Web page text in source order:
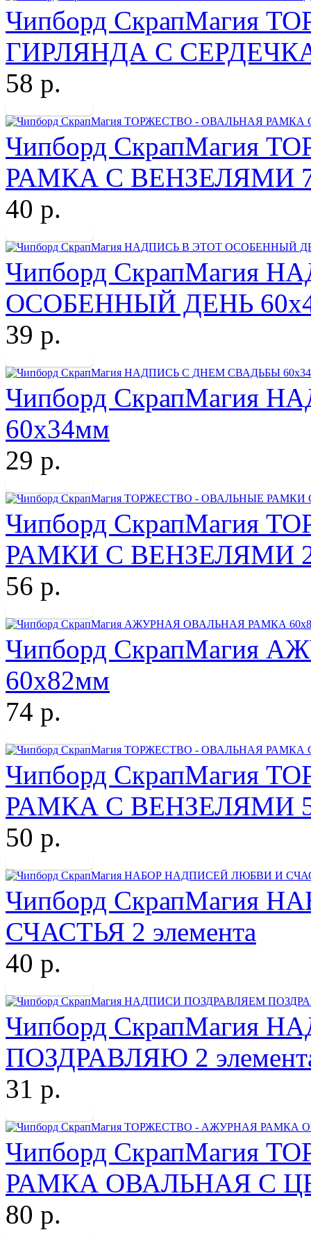
Чипборд СкрапМагия
ГИРЛЯНДА С
58 р.
Чипборд СкрапМагия
РАМКА С ВЕНЗЕЛЯМИ
40 р.
Чипборд СкрапМагия
ОСОБЕННЫЙ ДЕНЬ
39 р.
Чипборд СкрапМагия
60х34мм
29 р.
Чипборд СкрапМагия
РАМКИ С ВЕНЗЕЛЯМИ 2
56 р.
Чипборд СкрапМагия
60х82мм
74 р.
Чипборд СкрапМагия
РАМКА С ВЕНЗЕЛЯМИ
50 р.
Чипборд СкрапМагия
СЧАСТЬЯ 2 элемента
40 р.
Чипборд СкрапМагия
ПОЗДРАВЛЯЮ 2
31 р.
Чипборд СкрапМагия
РАМКА ОВАЛЬНАЯ С
80 р.